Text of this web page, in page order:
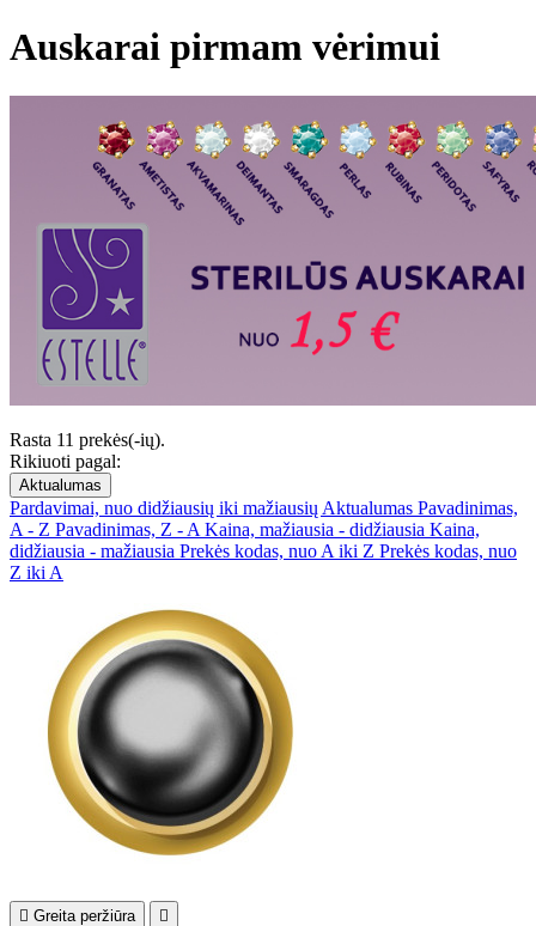
Auskarai pirmam vėrimui
Rasta 11 prekės(-ių).
Rikiuoti pagal:
Aktualumas
Pardavimai, nuo didžiausių iki mažiausių Aktualumas Pavadinimas,
A - Z Pavadinimas, Z - A Kaina, mažiausia - didžiausia Kaina,
didžiausia - mažiausia Prekės kodas, nuo A iki Z Prekės kodas, nuo
Z iki A
 Greita peržiūra 